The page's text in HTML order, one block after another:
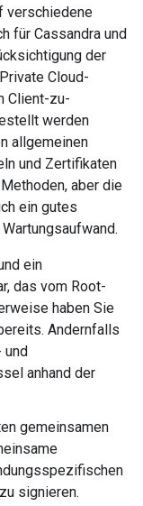
verschiedene
für Cassandra und
der
Cloud-
Client-zu-
werden
allgemeinen
und Zertifikaten
aber die
ein gutes
ein
das vom Root-
haben Sie
Andernfalls
und
anhand der
gemeinsamen
signieren.